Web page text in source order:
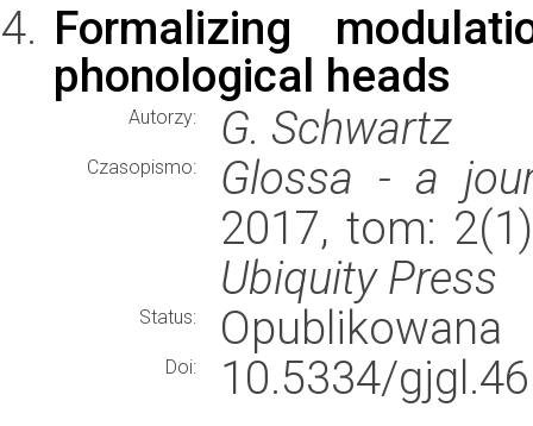
Formalizing
phonological heads
Autorzy: G. Schwartz
Czasopismo:
Glossa - a
2017, tom:
Ubiquity Press
Status: Opublikowana
Doi:
10.5334/